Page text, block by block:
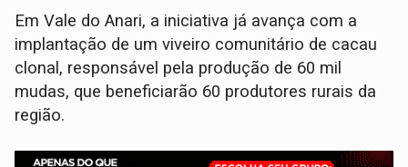
Em Vale do Anari, a iniciativa já avança com a
implantação de um viveiro comunitário de cacau
clonal, responsável pela produção de 60 mil
mudas, que beneficiarão 60 produtores rurais da
região.